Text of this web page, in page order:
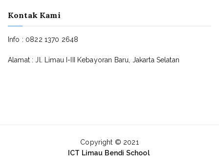
Kontak Kami
Info : 0822 1370 2648
Alamat : Jl. Limau I-III Kebayoran Baru, Jakarta Selatan
Copyright © 2021
ICT Limau Bendi School